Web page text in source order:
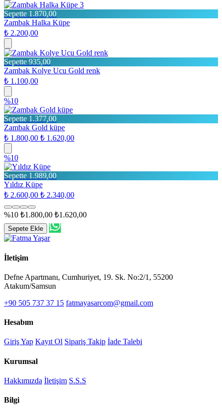
3
Sepette 1.870,00
Zambak Halka Küpe
₺ 2.200,00
Sepette 935,00
Zambak Kolye Ucu Gold renk
₺ 1.100,00
%10
Sepette 1.377,00
Zambak Gold küpe
₺ 1.800,00 ₺ 1.620,00
%10
Sepette 1.989,00
Yıldız Küpe
₺ 2.600,00 ₺ 2.340,00
%10 ₺1.800,00 ₺1.620,00
Sepete Ekle
İletişim
Defne Apartmanı, Cumhuriyet, 19. Sk. No:2/1, 55200
Atakum/Samsun
+90 505 737 37 15 fatmayasarcom@gmail.com
Hesabım
Giriş Yap Kayıt Ol Sipariş Takip İade Talebi
Kurumsal
Hakkımızda İletişim S.S.S
Bilgi